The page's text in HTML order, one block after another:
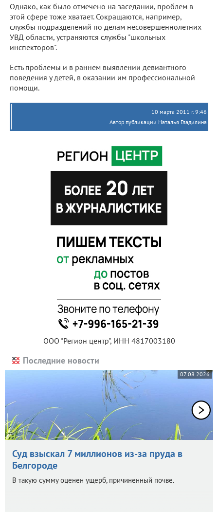
Однако, как было отмечено на заседании, проблем в
этой сфере тоже хватает. Сокращаются, например,
службы подразделений по делам несовершеннолетних
УВД области, устраняются службы "школьных
инспекторов".
Есть проблемы и в раннем выявлении девиантного
поведения у детей, в оказании им профессиональной
помощи.
10 марта 2011 г. 9:46
Автор публикации Наталья Гладилина
ООО "Регион центр", ИНН 4817003180
Последние новости
07.08.2026
Суд взыскал 7 миллионов из-за пруда в
Белгороде
В такую сумму оценен ущерб, причиненный почве.